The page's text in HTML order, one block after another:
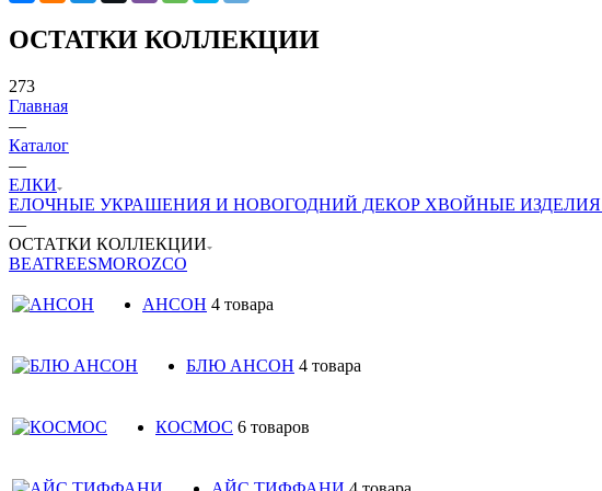
ОСТАТКИ КОЛЛЕКЦИИ
273
Главная
—
Каталог
—
ЕЛКИ
ЕЛОЧНЫЕ УКРАШЕНИЯ И НОВОГОДНИЙ ДЕКОР ХВОЙНЫЕ ИЗДЕЛИЯ
—
ОСТАТКИ КОЛЛЕКЦИИ
BEATREESMOROZCO
АНСОН 4 товара
БЛЮ АНСОН 4 товара
КОСМОС 6 товаров